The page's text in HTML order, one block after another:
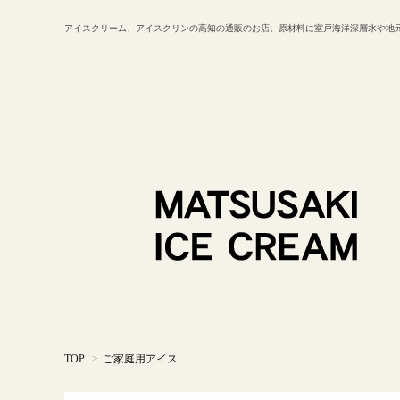
アイスクリーム、アイスクリンの高知の通販のお店。原材料に室戸海洋深層水や地
TOP > ご家庭用アイス